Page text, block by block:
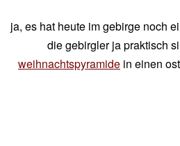
ja, es hat heute im gebirge noch
die gebirgler ja praktisch
weihnachtspyramide in einen